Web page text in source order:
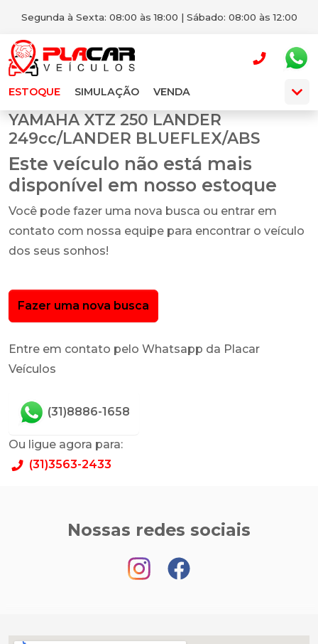
Segunda à Sexta: 08:00 às 18:00 | Sábado: 08:00 às 12:00
ESTOQUE SIMULAÇÃO VENDA
YAMAHA XTZ 250 LANDER
249cc/LANDER BLUEFLEX/ABS
Este veículo não está mais
disponível em nosso estoque
Você pode fazer uma nova busca ou entrar em
contato com nossa equipe para encontrar o veículo
dos seus sonhos!
Fazer uma nova busca
Entre em contato pelo Whatsapp da Placar
Veículos
(31)8886-1658
Ou ligue agora para:
(31)3563-2433
Nossas redes sociais